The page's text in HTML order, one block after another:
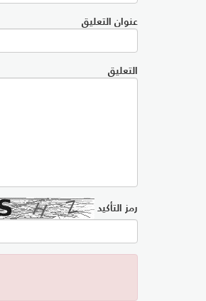
عنوان التعليق
التعليق
رمز التأكيد